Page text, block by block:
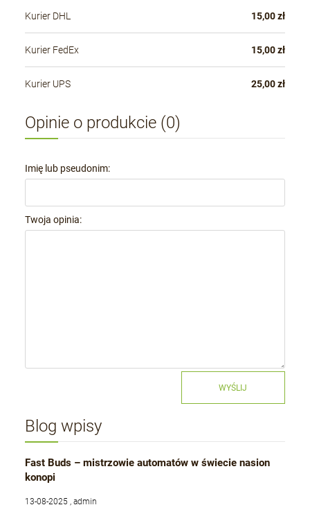
Kurier DHL 15,00 zł
Kurier FedEx 15,00 zł
Kurier UPS 25,00 zł
Opinie o produkcie (0)
Imię lub pseudonim:
Twoja opinia:
WYŚLIJ
Blog wpisy
Fast Buds – mistrzowie automatów w świecie nasion
konopi
13-08-2025 , admin